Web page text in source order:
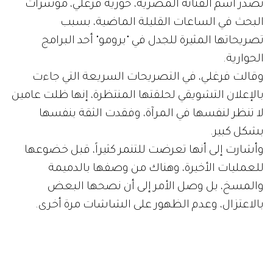
تصدر اسم الفنانة المصرية، حورية فرغلي، مؤشرات
البحث في الساعات القليلة الماضية، بسبب
تصريحاتها المثيرة للجدل في "برومو" أحد البرامج
الحوارية.
وقالت فرغلي، في التصريحات السريعة التي جاءت
بالإعلان التشويقي لحلقتها المنتظرة، إنها ظلت عامين
لا تنظر لنفسها في المرآة، وفقدت الثقة بنفسها
بشكل كبير.
وأشارت إلى أنها تعرضت للتنمر كثيراً، قبل خضوعها
للعمليات الأخيرة، وهناك من وصفها بالدميمة
والمسخ، بل وصل الأمر إلى أن نصحها البعض
بالاعتزال، وعدم الظهور على الشاشات مرة أخرى.